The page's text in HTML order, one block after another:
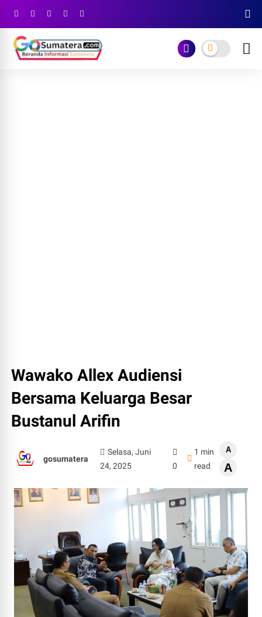
Wawako Allex Audiensi
Bersama Keluarga Besar
Bustanul Arifin
gosumatera
Selasa, Juni
24, 2025
0
1 min
read
A
A